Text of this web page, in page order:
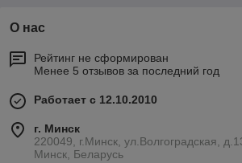
О нас
Рейтинг не сформирован
Менее 5 отзывов за последний год
Работает с 12.10.2010
г. Минск
220049, г.Минск, ул.Волгоградская,
Минск, Беларусь